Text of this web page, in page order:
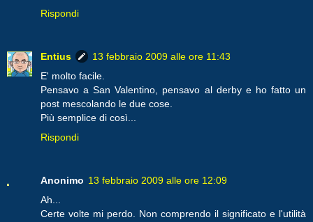
Rispondi
Entius
13 febbraio 2009 alle ore 11:43
E' molto facile.
Pensavo a San Valentino, pensavo al derby e ho fatto un
post mescolando le due cose.
Più semplice di così...
Rispondi
Anonimo 13 febbraio 2009 alle ore 12:09
Ah...
Certe volte mi perdo. Non comprendo il significato e l'utilità